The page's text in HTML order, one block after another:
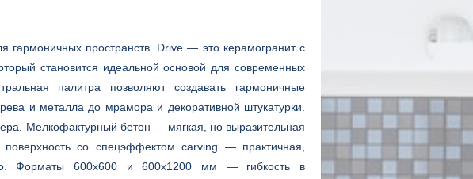
гармоничных пространств. Drive — это керамогранит с
становится идеальной основой для современных
палитра позволяют создавать гармоничные
и металла до мрамора и декоративной штукатурки.
Мелкофактурный бетон — мягкая, но выразительная
со спецэффектом carving — практичная,
Форматы 600x600 и 600x1200 мм — гибкость в